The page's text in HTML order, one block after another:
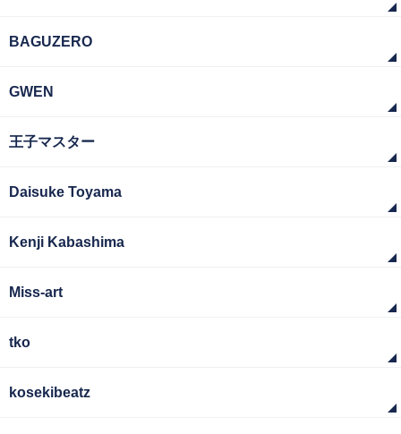
BAGUZERO
GWEN
王子マスター
Daisuke Toyama
Kenji Kabashima
Miss-art
tko
kosekibeatz